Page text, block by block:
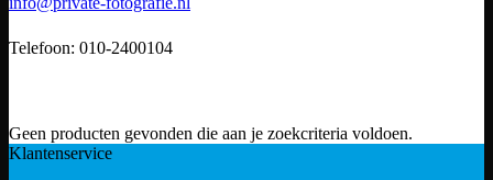
Telefoon: 010-2400104
Geen producten gevonden die aan je zoekcriteria voldoen.
Klantenservice